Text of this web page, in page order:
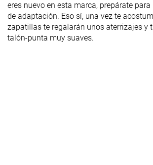
eres nuevo en esta marca, prepárate
de adaptación. Eso sí, una vez te
zapatillas te regalarán unos aterrizajes y
talón-punta muy suaves.